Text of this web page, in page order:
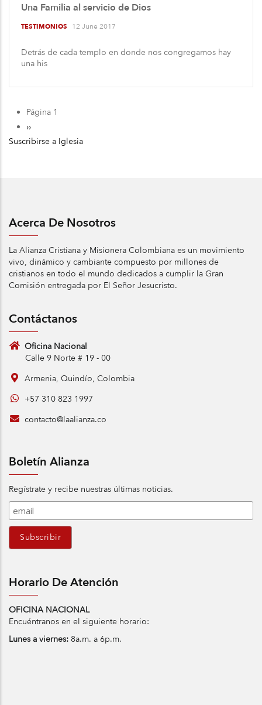
Una Familia al servicio de Dios
TESTIMONIOS 12 June 2017
Detrás de cada templo en donde nos congregamos hay
una his
Paginación
Página 1
Siguiente
página
››
Suscribirse a Iglesia
Acerca De Nosotros
La Alianza Cristiana y Misionera Colombiana es un movimiento
vivo, dinámico y cambiante compuesto por millones de
cristianos en todo el mundo dedicados a cumplir la Gran
Comisión entregada por El Señor Jesucristo.
Contáctanos
Oficina Nacional
Calle 9 Norte # 19 - 00
Armenia, Quindío, Colombia
+57 310 823 1997
contacto@laalianza.co
Boletín Alianza
Regístrate y recibe nuestras últimas noticias.
Horario De Atención
OFICINA NACIONAL
Encuéntranos en el siguiente horario:
Lunes a viernes: 8a.m. a 6p.m.